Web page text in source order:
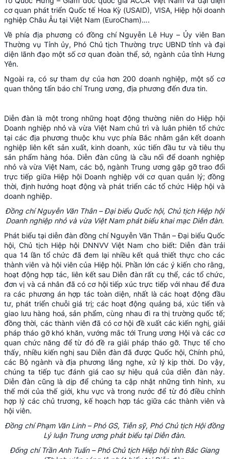
cơ quan phát triển Quốc tế Hoa Kỳ (USAID), VISA, Hiệp hội doanh
nghiệp Châu Âu tại Việt Nam (EuroCham)….
Về phía địa phương có đồng chí Nguyễn Lê Huy – Ủy viên Ban
Thường vụ Tỉnh ủy, Phó Chủ tịch Thường trực UBND tỉnh và đại
diện lãnh đạo một số cơ quan đoàn thể, sở, ngành của tỉnh Hưng
Yên.
Ngoài ra, có sự tham dự của hơn 200 doanh nghiệp, một số cơ
quan thông tấn báo chí Trung ương, địa phương đến đưa tin.
Diễn đàn là một trong những hoạt động thường niên do Hiệp hội
Doanh nghiệp nhỏ và vừa Việt Nam chủ trì và luân phiên tổ chức
tại các địa phương thuộc khu vực phía Bắc nhằm gắn kết doanh
nghiệp liên kết sản xuất, kinh doanh, xúc tiến đầu tư và tiêu thụ
sản phẩm hàng hóa. Diễn đàn cũng là cầu nối để doanh nghiệp
nhỏ và vừa Việt Nam, các bộ, ngành Trung ương gặp gỡ trao đổi
trực tiếp giữa Hiệp hội Doanh nghiệp với cơ quan quản lý; đồng
thời, định hướng hoạt động và phát triển các tổ chức Hiệp hội và
doanh nghiệp.
Đồng chí Nguyễn Văn Thân – Đại biểu Quốc hội, Chủ tịch Hiệp hội
Doanh nghiệp nhỏ và vừa Việt Nam phát biểu khai mạc Diễn đàn.
Phát biểu tại diễn đàn đồng chí Nguyễn Văn Thân – Đại biểu Quốc
hội, Chủ tịch Hiệp hội DNNVV Việt Nam cho biết: Diễn đàn trải
qua 14 lần tổ chức đã đem lại nhiều kết quả thiết thực cho các
thành viên và hội viên của Hiệp hội. Phần lớn các ý kiến cho rằng,
hoạt động hợp tác, liên kết sau Diễn đàn rất cụ thể, các tổ chức,
đơn vị và cá nhân đã có cơ hội tiếp xúc trực tiếp với nhau để đưa
ra các phương án hợp tác toàn diện, nhất là các hoạt động đầu
tư, phát triển chuỗi giá trị; các hoạt động quảng bá, xúc tiến và
giao lưu hàng hoá, sản phẩm, cùng nhau đi ra thị trường quốc tế;
đồng thời, các thành viên đã có cơ hội đề xuất các kiến nghị, giải
pháp tháo gỡ khó khăn, vướng mắc tới Trung ương Hội và các cơ
quan chức năng để từ đó đề ra giải pháp tháo gỡ. Thực tế cho
thấy, nhiều kiến nghị sau Diễn đàn đã được Quốc hội, Chính phủ,
các Bộ ngành và địa phương lắng nghe, xử lý kịp thời. Do vậy,
chúng ta tiếp tục đánh giá cao sự hiệu quả của diễn đàn này.
Diễn đàn cũng là dịp để chúng ta cập nhật những tình hình, xu
thế mới của thế giới, khu vực và trong nước để từ đó điều chỉnh
hợp lý các chủ trương, kế hoạch hợp tác giữa các thành viên và
hội viên.
Đồng chí Phạm Văn Linh – Phó GS, Tiễn sỹ, Phó Chủ tịch Hội đồng
Lý luận Trung ương phát biểu tại Diễn đàn.
Đống chí Trần Anh Tuấn – Phó Chủ tịch Hiệp hội tỉnh Bắc Giang